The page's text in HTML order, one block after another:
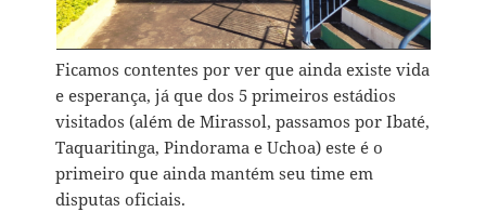
Ficamos contentes por ver que ainda existe vida
e esperança, já que dos 5 primeiros estádios
visitados (além de Mirassol, passamos por Ibaté,
Taquaritinga, Pindorama e Uchoa) este é o
primeiro que ainda mantém seu time em
disputas oficiais.